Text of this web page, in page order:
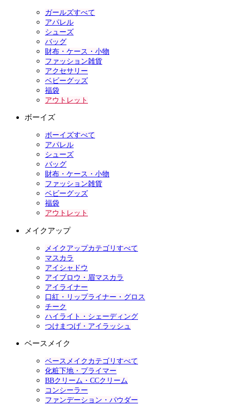
ガールズすべて
アパレル
シューズ
バッグ
財布・ケース・小物
ファッション雑貨
アクセサリー
ベビーグッズ
福袋
アウトレット
ボーイズ
ボーイズすべて
アパレル
シューズ
バッグ
財布・ケース・小物
ファッション雑貨
ベビーグッズ
福袋
アウトレット
メイクアップ
メイクアップカテゴリすべて
マスカラ
アイシャドウ
アイブロウ・眉マスカラ
アイライナー
口紅・リップライナー・グロス
チーク
ハイライト・シェーディング
つけまつげ・アイラッシュ
ベースメイク
ベースメイクカテゴリすべて
化粧下地・プライマー
BBクリーム・CCクリーム
コンシーラー
ファンデーション・パウダー